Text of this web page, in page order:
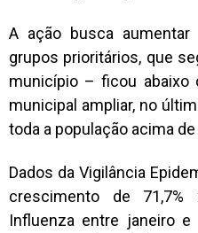
A ação busca
grupos prioritários, que
município – ficou abaixo
municipal ampliar, no
toda a população acima
Dados da Vigilância
crescimento de
Influenza entre janeiro